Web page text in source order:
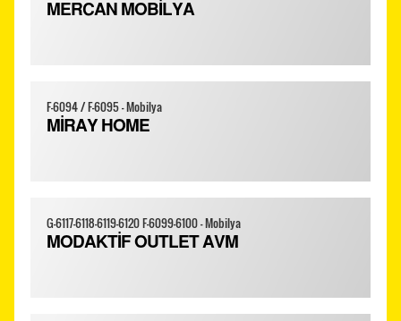
MERCAN MOBİLYA
F-6094 / F-6095 - Mobilya
MİRAY HOME
G-6117-6118-6119-6120 F-6099-6100 - Mobilya
MODAKTİF OUTLET AVM